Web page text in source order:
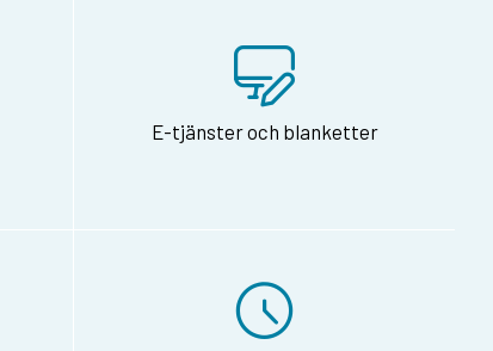
E-tjänster och blanketter